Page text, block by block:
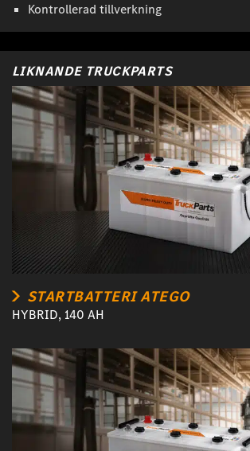
Kontrollerad tillverkning
LIKNANDE TRUCKPARTS
STARTBATTERI ATEGO
HYBRID, 140 AH